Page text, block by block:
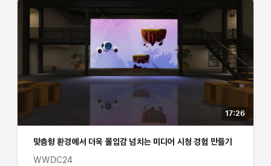
17:26
맞춤형 환경에서 더욱 몰입감 넘치는 미디어 시청 경험 만들기
WWDC24